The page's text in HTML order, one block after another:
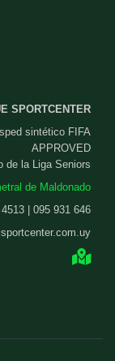
SPORTCENTER
sintético FIFA
APPROVED
de la Liga Seniors
de Maldonado
| 095 931 646